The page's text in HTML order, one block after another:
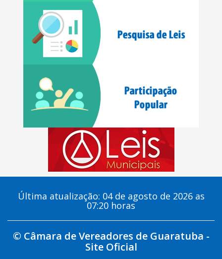
Última atualização: 04 de agosto de 2026 as
07:20 horas
© Câmara de Vereadores de Guaratuba -
Site Oficial